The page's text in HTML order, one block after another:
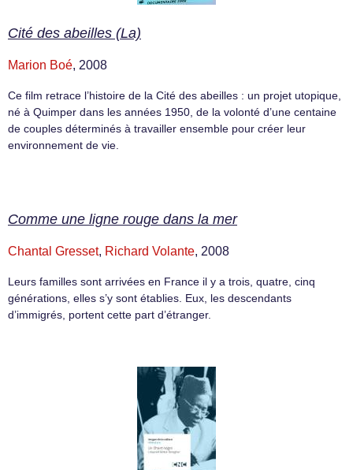
Cité des abeilles (La)
Marion Boé, 2008
Ce film retrace l’histoire de la Cité des abeilles : un projet utopique,
né à Quimper dans les années 1950, de la volonté d’une centaine
de couples déterminés à travailler ensemble pour créer leur
environnement de vie.
Comme une ligne rouge dans la mer
Chantal Gresset, Richard Volante, 2008
Leurs familles sont arrivées en France il y a trois, quatre, cinq
générations, elles s’y sont établies. Eux, les descendants
d’immigrés, portent cette part d’étranger.